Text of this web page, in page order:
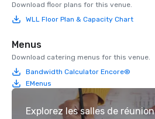
Download floor plans for this venue.
WLL Floor Plan & Capacity Chart
Menus
Download catering menus for this venue.
Bandwidth Calculator Encore®
EMenus
Explorez les salles de réunion